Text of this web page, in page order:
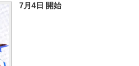
7月4日 開始